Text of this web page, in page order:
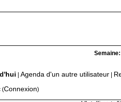
Agenda d'un autre utilisateur
(Connexion)